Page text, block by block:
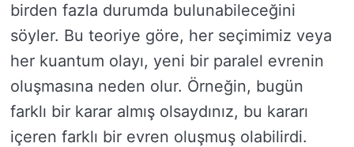
birden fazla durumda bulunabileceğini
söyler. Bu teoriye göre, her seçimimiz veya
her kuantum olayı, yeni bir paralel evrenin
oluşmasına neden olur. Örneğin, bugün
farklı bir karar almış olsaydınız, bu kararı
içeren farklı bir evren oluşmuş olabilirdi.